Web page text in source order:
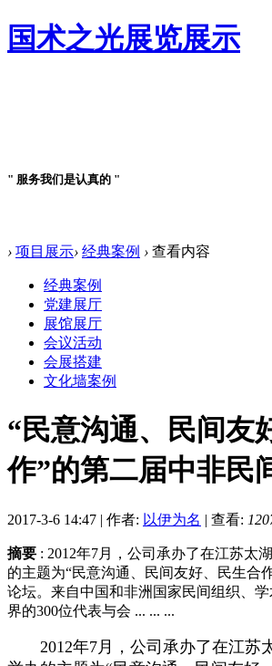
国术之光展览展示
" 服务我们是认真的 "
› 项目展示› 经典案例 › 查看内容
经典案例
党建展厅
展馆展厅
会议活动
会展搭建
文化墙案例
“民意沟通、民间友
作”的第二届中非民
2017-3-6 14:47 | 作者: 以伊为名 | 查看:
摘要 : 2012年7月，公司承办了在江苏太
的主题为“民意沟通、民间友好、民生合
论坛。来自中国和非洲国家民间组织、
界的300位代表与会 ... ... ...
2012年7月，公司承办了在江苏